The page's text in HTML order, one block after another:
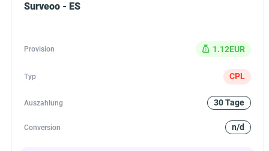
Surveoo - ES
Provision 1.12EUR
Typ CPL
Auszahlung 30 Tage
Conversion n/d